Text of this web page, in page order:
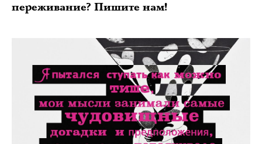
переживание? Пишите нам!